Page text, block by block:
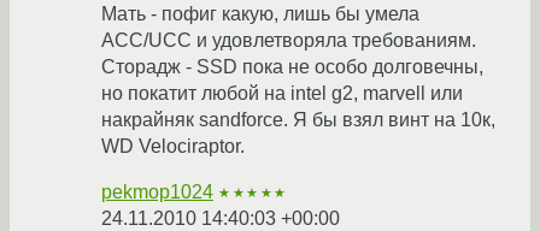
Мать - пофиг какую, лишь бы умела
ACC/UCC и удовлетворяла требованиям.
Сторадж - SSD пока не особо долговечны,
но покатит любой на intel g2, marvell или
накрайняк sandforce. Я бы взял винт на 10к,
WD Velociraptor.
pekmop1024 ★★★★★
24.11.2010 14:40:03 +00:00